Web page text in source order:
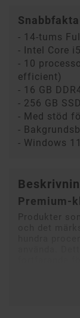
- 14-tums
- Intel Core
- 10
efficient)
- 16 GB
- 256 GB
- Med stöd
-
- Windows
Premium-
Produkter